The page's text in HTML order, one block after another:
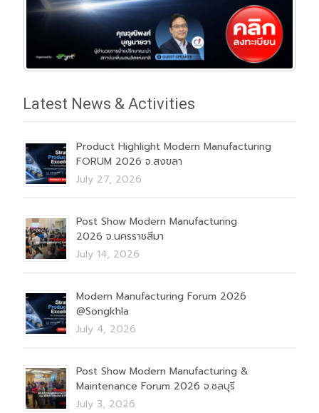
Latest News & Activities
Product Highlight Modern Manufacturing
FORUM 2026 จ.สงขลา
July 27, 2026
Post Show Modern Manufacturing
2026 จ.นครราชสีมา
July 14, 2026
Modern Manufacturing Forum 2026
@Songkhla
July 4, 2026
Post Show Modern Manufacturing &
Maintenance Forum 2026 จ.ชลบุรี
July 3, 2026